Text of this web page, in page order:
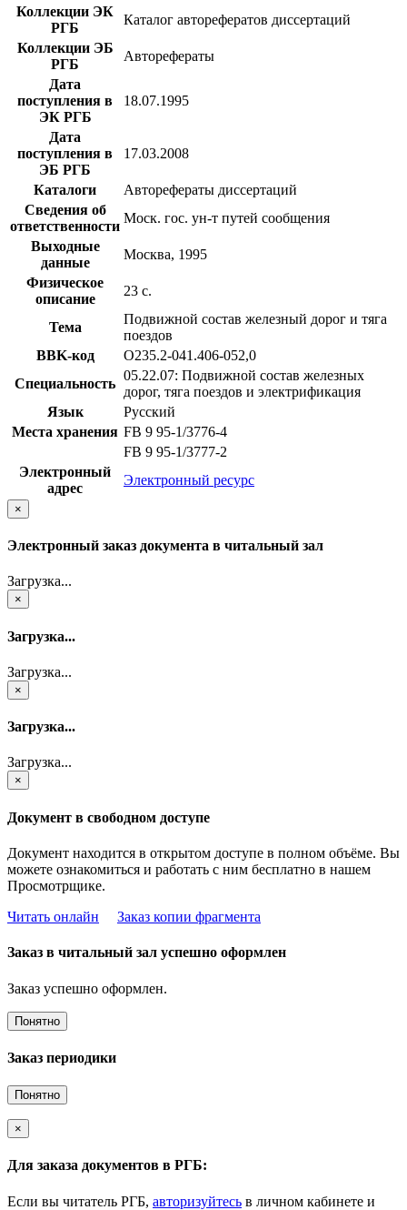
Коллекции ЭК
РГБ
Каталог авторефератов диссертаций
Коллекции ЭБ
РГБ
Авторефераты
Дата
поступления в
ЭК РГБ
18.07.1995
Дата
поступления в
ЭБ РГБ
17.03.2008
Каталоги
Авторефераты диссертаций
Сведения об
ответственности
Моск. гос. ун-т путей сообщения
Выходные
данные
Москва, 1995
Физическое
описание
23 с.
Тема
Подвижной состав железный дорог и тяга
поездов
BBK-код
О235.2-041.406-052,0
Специальность
05.22.07: Подвижной состав железных
дорог, тяга поездов и электрификация
Язык
Русский
Места хранения FB 9 95-1/3776-4
FB 9 95-1/3777-2
Электронный
адрес
Электронный ресурс
×
Электронный заказ документа в читальный зал
Загрузка...
×
Загрузка...
Загрузка...
×
Загрузка...
Загрузка...
×
Документ в свободном доступе
Документ находится в открытом доступе в полном объёме. Вы
можете ознакомиться и работать с ним бесплатно в нашем
Просмотрщике.
Читать онлайн
Заказ копии фрагмента
Заказ в читальный зал успешно оформлен
Заказ успешно оформлен.
Понятно
Заказ периодики
Понятно
×
Для заказа документов в РГБ:
Если вы читатель РГБ, авторизуйтесь в личном кабинете и